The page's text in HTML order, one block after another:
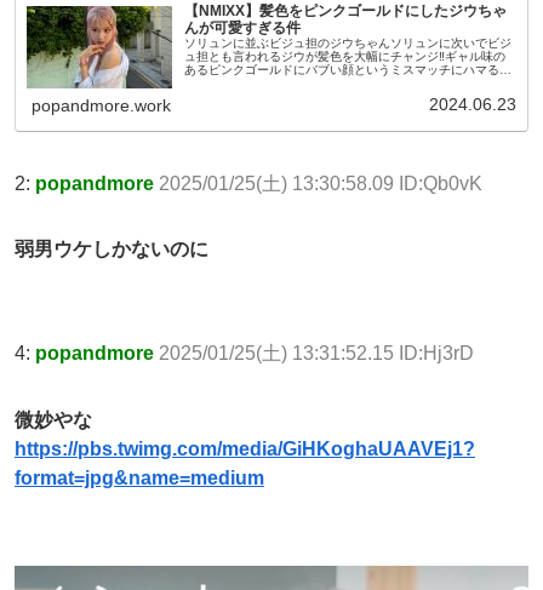
【NMIXX】髪色をピンクゴールドにしたジウちゃ
んが可愛すぎる件
ソリュンに並ぶビジュ担のジウちゃんソリュンに次いでビジ
ュ担とも言われるジウが髪色を大幅にチャンジ‼ギャル味の
あるピンクゴールドにバブい顔というミスマッチにハマるフ
popandmore.work 2024.06.23
2: popandmore 2025/01/25(土) 13:30:58.09 ID:Qb0vK
弱男ウケしかないのに
4: popandmore 2025/01/25(土) 13:31:52.15 ID:Hj3rD
微妙やな
https://pbs.twimg.com/media/GiHKoghaUAAVEj1?
format=jpg&name=medium